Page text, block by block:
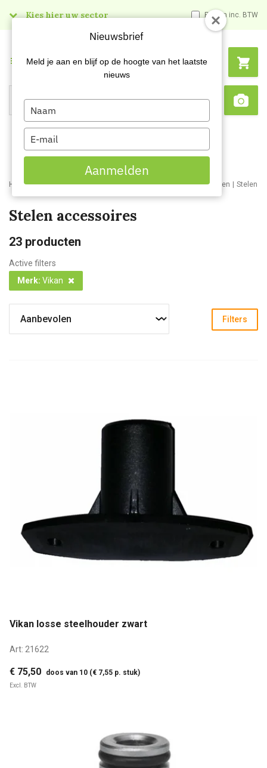
Kies hier uw sector Prijzen inc. BTW
Search
Menu
Home Webshop Schoonmaakartikelen Schoonmaakmaterialen Stelen
Stelen accessoires
23 producten
Active filters
Merk: Vikan
Filters
Vikan losse steelhouder zwart
Art: 21622
€ 75,50 doos van 10 (€ 7,55 p. stuk)
Excl. BTW
Nieuwsbrief
Meld je aan en blijf op de hoogte van het laatste
nieuws
Type
your
name
Type
your
email
Aanmelden